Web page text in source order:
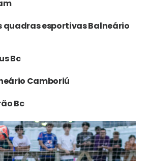
quadras esportivas Balneário
Bc
Camboriú
Bc